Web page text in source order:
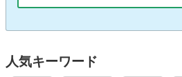
人気キーワード